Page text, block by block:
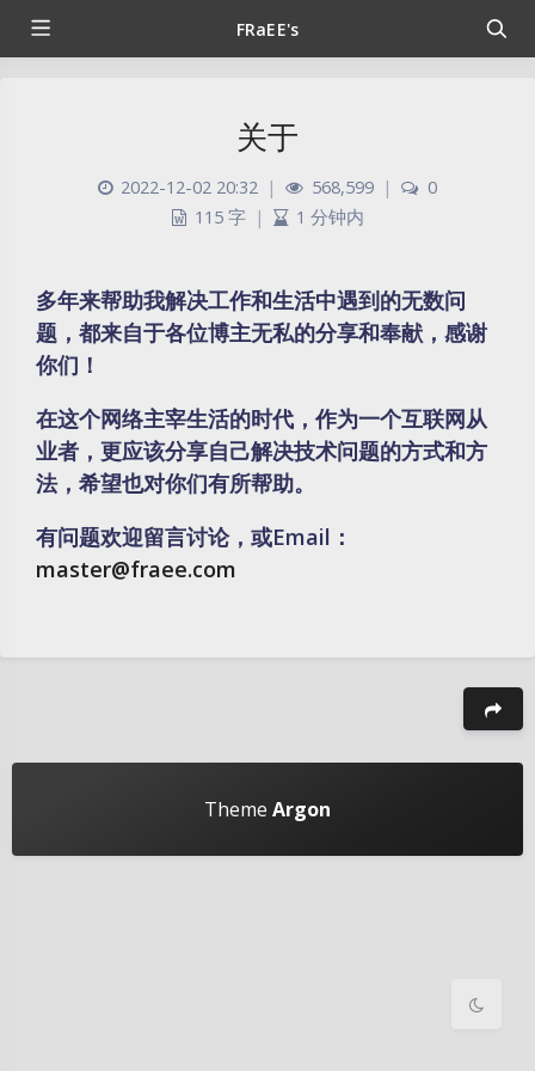
FRaEE's
关于
2022-12-02 20:32 | 568,599 |
0
115 字
| 1 分钟内
多年来帮助我解决工作和生活中遇到的无数问
题，都来自于各位博主无私的分享和奉献，感谢
你们！
在这个网络主宰生活的时代，作为一个互联网从
业者，更应该分享自己解决技术问题的方式和方
法，希望也对你们有所帮助。
有问题欢迎留言讨论，或Email：
master@fraee.com
豆
Theme Argon